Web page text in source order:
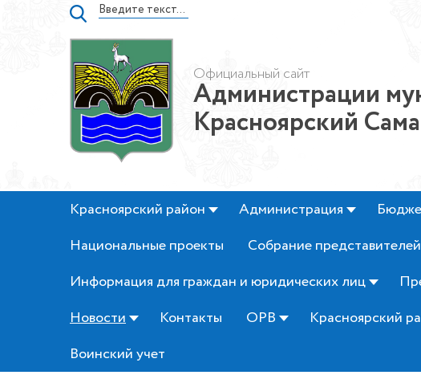
Официальный сайт
Администрации
Красноярский
Красноярский район Администрация
Национальные проекты
Собрание представителей
Информация для граждан и юридических лиц
Новости
Контакты ОРВ Красноярский
Воинский учет